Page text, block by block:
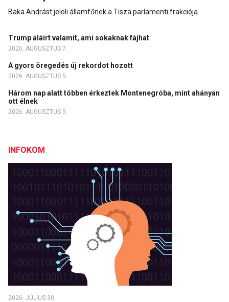
Baka Andrást jelöli államfőnek a Tisza parlamenti frakciója.
Trump aláírt valamit, ami sokaknak fájhat
2026. AUGUSZTUS 7.
A gyors öregedés új rekordot hozott
2026. AUGUSZTUS 5.
Három nap alatt többen érkeztek Montenegróba, mint ahányan
ott élnek
2026. AUGUSZTUS 5.
INFOKOM
2026. JÚLIUS 30.